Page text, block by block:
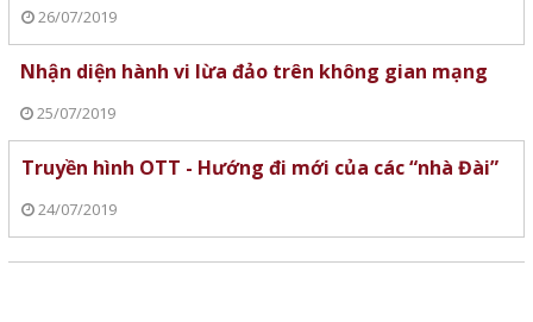
26/07/2019
Nhận diện hành vi lừa đảo trên không gian mạng
25/07/2019
Truyền hình OTT - Hướng đi mới của các “nhà Đài”
24/07/2019